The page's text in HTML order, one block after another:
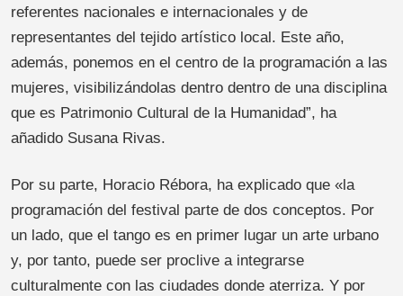
referentes nacionales e internacionales y de
representantes del tejido artístico local. Este año,
además, ponemos en el centro de la programación a las
mujeres, visibilizándolas dentro dentro de una disciplina
que es Patrimonio Cultural de la Humanidad”, ha
añadido Susana Rivas.
Por su parte, Horacio Rébora, ha explicado que «la
programación del festival parte de dos conceptos. Por
un lado, que el tango es en primer lugar un arte urbano
y, por tanto, puede ser proclive a integrarse
culturalmente con las ciudades donde aterriza. Y por